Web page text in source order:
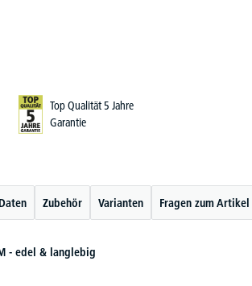
Top Qualität 5 Jahre
Garantie
Zubehör Varianten Fragen zum Artikel
- edel & langlebig